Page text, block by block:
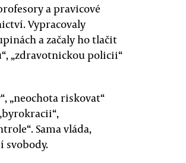
a pravicové
Vypracovaly
a začaly ho tlačit
„zdravotnickou policii“
„neochota riskovat“
Sama vláda,
svobody.